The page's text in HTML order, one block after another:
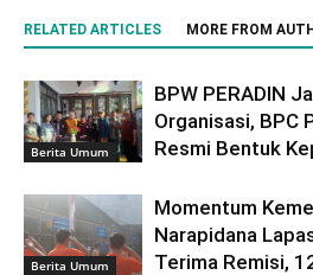
RELATED ARTICLES MORE FROM
Berita Umum
BPW PERADIN
Organisasi, BPC
Resmi Bentuk
Berita Umum
Momentum
Narapidana
Terima Remisi,